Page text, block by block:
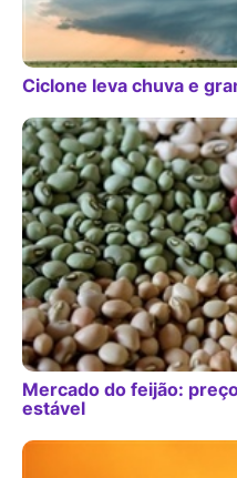
Ciclone leva chuva e
Mercado do feijão:
estável